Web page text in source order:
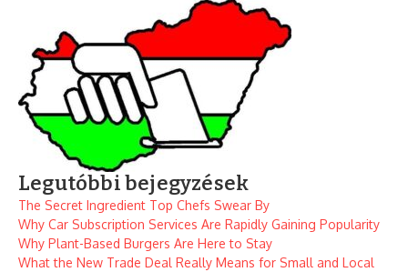
Legutóbbi bejegyzések
The Secret Ingredient Top Chefs Swear By
Why Car Subscription Services Are Rapidly Gaining Popularity
Why Plant-Based Burgers Are Here to Stay
What the New Trade Deal Really Means for Small and Local